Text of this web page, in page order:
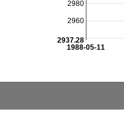
1988-05-11
2960
2980
2937.28